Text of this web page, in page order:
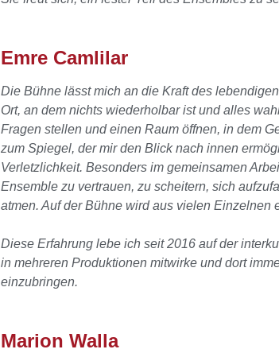
Emre Camlilar
Die Bühne lässt mich an die Kraft des
Ort, an dem nichts wiederholbar ist und alles
Fragen stellen und einen Raum öffnen, in dem
zum Spiegel, der mir den Blicknach innen
Verletzlichkeit. Besonders imgemeinsamen
Ensemble zu vertrauen,zu scheitern, sich
atmen. Auf derBühne wird aus vielen Einzelnen
Diese Erfahrung lebe ich seit 2016 auf der
in mehreren Produktionen mitwirke und dort
einzubringen.
Marion Walla